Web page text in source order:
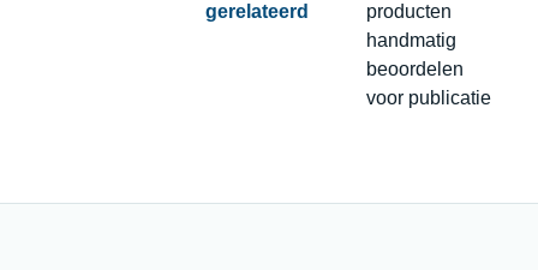
gerelateerd
producten
handmatig
beoordelen
voor publicatie